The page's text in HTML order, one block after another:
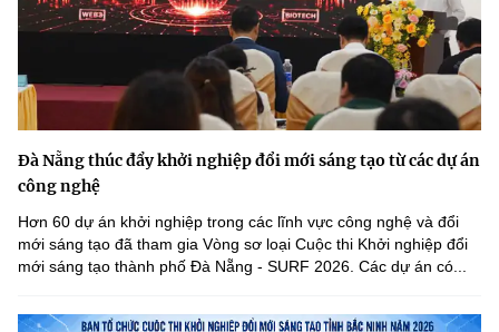
Đà Nẵng thúc đẩy khởi nghiệp đổi mới sáng tạo từ các dự án
công nghệ
Hơn 60 dự án khởi nghiệp trong các lĩnh vực công nghệ và đổi
mới sáng tạo đã tham gia Vòng sơ loại Cuộc thi Khởi nghiệp đổi
mới sáng tạo thành phố Đà Nẵng - SURF 2026. Các dự án có...